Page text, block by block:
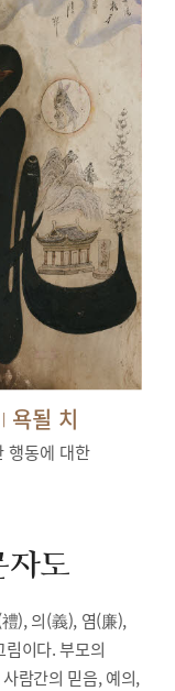
| 욕될 치
행동에 대한
자도
), 의(義), 염(廉),
림이다. 부모의
람간의 믿음, 예의,